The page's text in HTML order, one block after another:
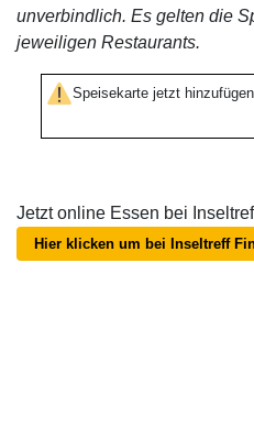
unverbindlich. Es gelten die
jeweiligen Restaurants.
Speisekarte jetzt
Jetzt online Essen bei
Hier klicken um bei Inseltreff